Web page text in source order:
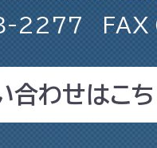
2277 FAX
合わせはこ